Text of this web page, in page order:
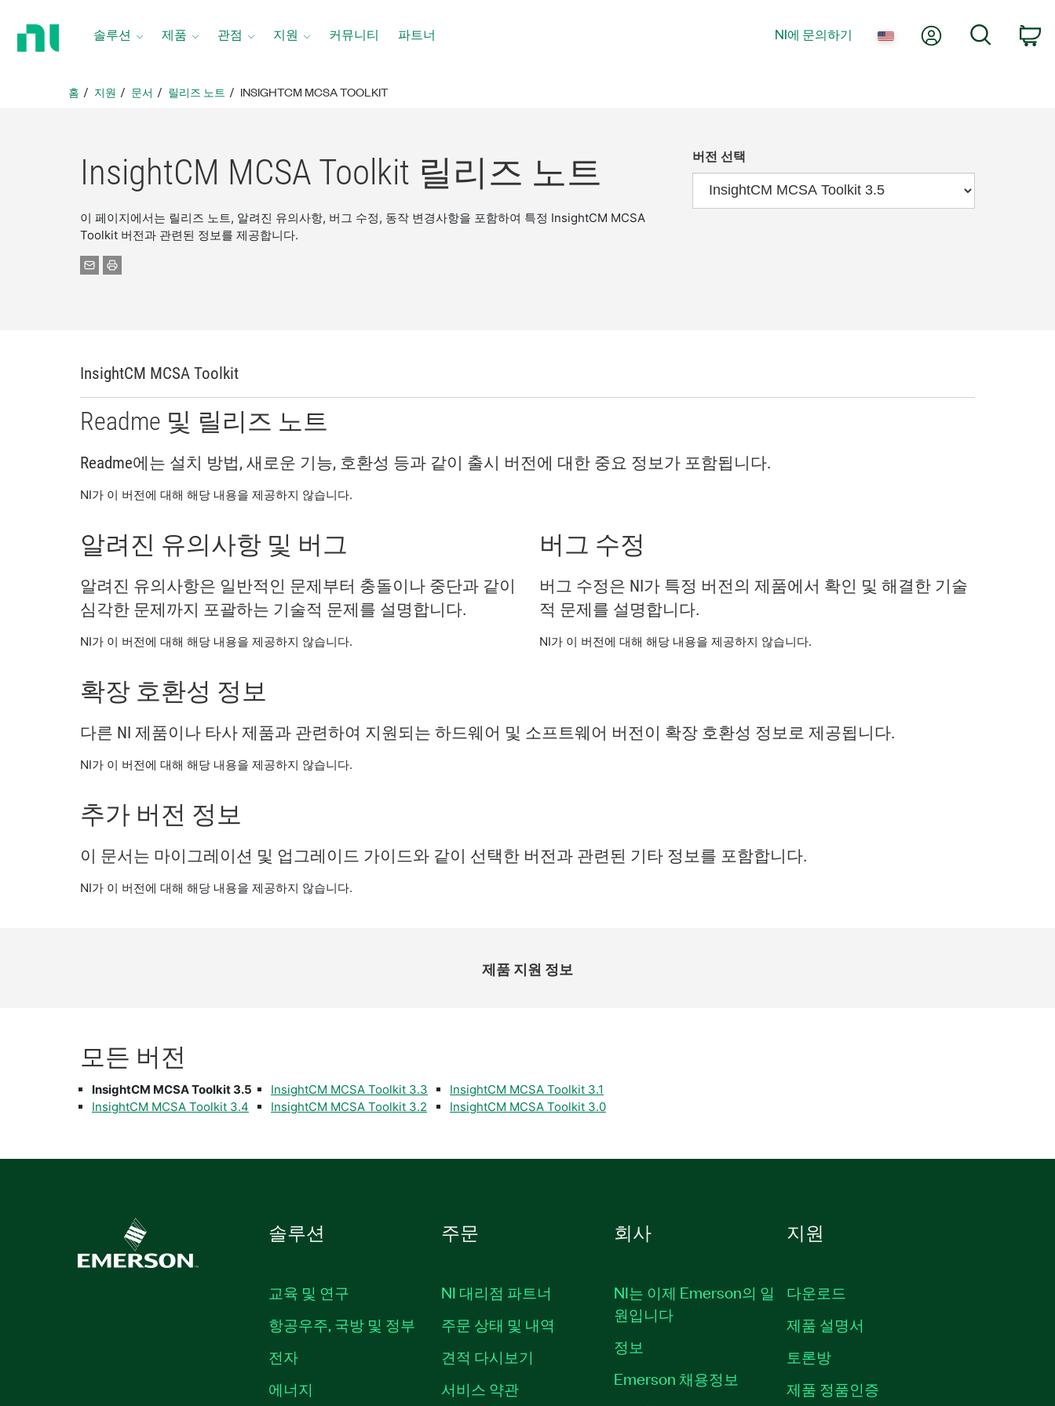
솔루션 제품 관점 지원 커뮤니티 파트너 NI에 문의하기 내 계정
홈 지원 문서 릴리즈 노트 INSIGHTCM MCSA TOOLKIT
InsightCM MCSA Toolkit 릴리즈 노트
이 페이지에서는 릴리즈 노트, 알려진 유의사항, 버그 수정, 동작 변경사항을 포함하여 특정 InsightCM MCSA
Toolkit 버전과 관련된 정보를 제공합니다.
버전 선택
InsightCM MCSA Toolkit
Readme 및 릴리즈 노트
Readme에는 설치 방법, 새로운 기능, 호환성 등과 같이 출시 버전에 대한 중요 정보가 포함됩니다.
NI가 이 버전에 대해 해당 내용을 제공하지 않습니다.
알려진 유의사항 및 버그
알려진 유의사항은 일반적인 문제부터 충돌이나 중단과 같이
심각한 문제까지 포괄하는 기술적 문제를 설명합니다.
NI가 이 버전에 대해 해당 내용을 제공하지 않습니다.
버그 수정
버그 수정은 NI가 특정 버전의 제품에서 확인 및 해결한 기술
적 문제를 설명합니다.
NI가 이 버전에 대해 해당 내용을 제공하지 않습니다.
확장 호환성 정보
다른 NI 제품이나 타사 제품과 관련하여 지원되는 하드웨어 및 소프트웨어 버전이 확장 호환성 정보로 제공됩니다.
NI가 이 버전에 대해 해당 내용을 제공하지 않습니다.
추가 버전 정보
이 문서는 마이그레이션 및 업그레이드 가이드와 같이 선택한 버전과 관련된 기타 정보를 포함합니다.
NI가 이 버전에 대해 해당 내용을 제공하지 않습니다.
제품 지원 정보
모든 버전
InsightCM MCSA Toolkit 3.5
InsightCM MCSA Toolkit 3.4
InsightCM MCSA Toolkit 3.3
InsightCM MCSA Toolkit 3.2
InsightCM MCSA Toolkit 3.1
InsightCM MCSA Toolkit 3.0
솔루션
교육 및 연구
항공우주, 국방 및 정부
전자
에너지
주문
NI 대리점 파트너
주문 상태 및 내역
견적 다시보기
서비스 약관
회사
NI는 이제 Emerson의 일
원입니다
정보
Emerson 채용정보
지원
다운로드
제품 설명서
토론방
제품 정품인증